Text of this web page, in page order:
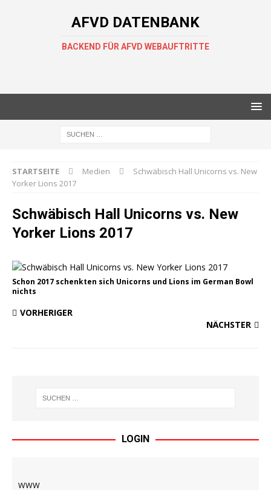
AFVD DATENBANK
BACKEND FÜR AFVD WEBAUFTRITTE
STARTSEITE Medien
Schwäbisch Hall Unicorns vs. New
Yorker Lions 2017
Schwäbisch Hall Unicorns vs. New
Yorker Lions 2017
Schon 2017 schenkten sich Unicorns und Lions im German Bowl
nichts
VORHERIGER
NÄCHSTER
LOGIN
WWW